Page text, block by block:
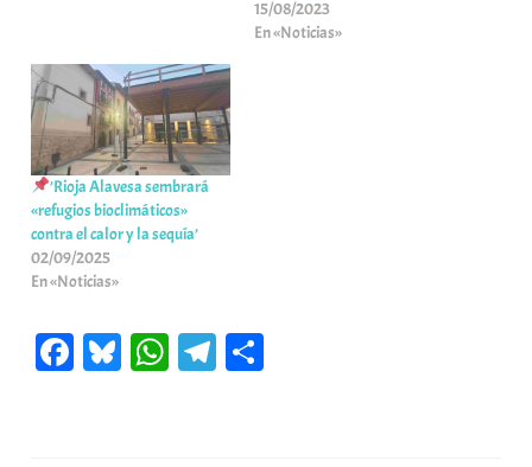
15/08/2023
En «Noticias»
’Rioja Alavesa sembrará
«refugios bioclimáticos»
contra el calor y la sequía’
02/09/2025
En «Noticias»
Fa Bl W Te